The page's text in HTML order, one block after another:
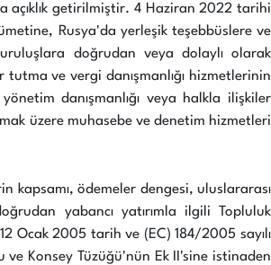
açıklık getirilmiştir. 4 Haziran 2022 tarihi
Rusya'da yerleşik teşebbüslere ve
doğrudan veya dolaylı olarak
ve vergi danışmanlığı hizmetlerinin
danışmanlığı veya halkla ilişkiler
üzere muhasebe ve denetim hizmetleri
kapsamı, ödemeler dengesi, uluslararası
yabancı yatırımla ilgili Topluluk
Ocak 2005 tarih ve (EC) 184/2005 sayılı
ve Konsey Tüzüğü'nün Ek II'sine istinaden